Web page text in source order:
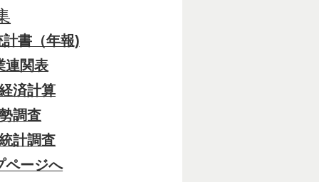
書（年報)
連関表
済計算
調査
計調査
ページへ